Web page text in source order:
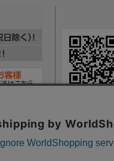
てCookieを使用しています。